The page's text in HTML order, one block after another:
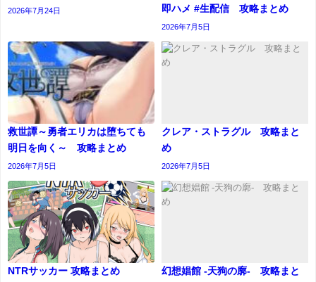
2026年7月24日
即ハメ #生配信 攻略まとめ
2026年7月5日
救世譚～勇者エリカは堕ちても
明日を向く～ 攻略まとめ
2026年7月5日
クレア・ストラグル 攻略まと
め
2026年7月5日
NTRサッカー 攻略まとめ
幻想娼館 -天狗の廓- 攻略まと